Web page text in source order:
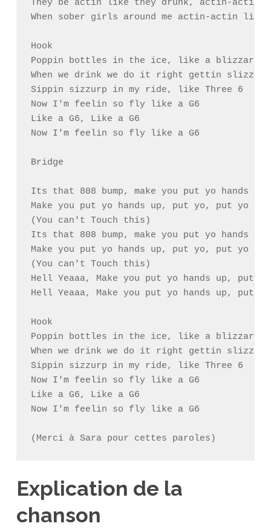
They be actin like they drunk, actin-actin
When sober girls around me actin-actin like
Hook
Poppin bottles in the ice, like a blizzard
When we drink we do it right gettin slizzard
Sippin sizzurp in my ride, like Three 6
Now I'm feelin so fly like a G6
Like a G6, Like a G6
Now I'm feelin so fly like a G6
Bridge
Its that 808 bump, make you put yo hands up
Make you put yo hands up, put yo, put yo
(You can't Touch this)
Its that 808 bump, make you put yo hands up
Make you put yo hands up, put yo, put yo
(You can't Touch this)
Hell Yeaaa, Make you put yo hands up, put
Hell Yeaaa, Make you put yo hands up, put
Hook
Poppin bottles in the ice, like a blizzard
When we drink we do it right gettin slizzard
Sippin sizzurp in my ride, like Three 6
Now I'm feelin so fly like a G6
Like a G6, Like a G6
Now I'm feelin so fly like a G6
(Merci à Sara pour cettes paroles)
Explication de la
chanson